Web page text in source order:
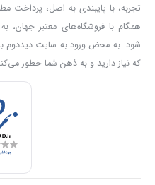
تجربه، با پایبندی به اصل، پرداخت
همگام با فروشگاه‌های معتبر جهان،
شود. به محض ورود به سایت دیددوم با
که نیاز دارید و به ذهن شما خطور